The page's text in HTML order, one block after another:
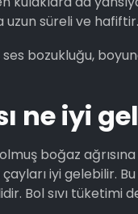
uzun süreli ve hafiftir.
bozukluğu,
ne iyi
boğaz
iyi gelebilir.
Bol sıvı tüketimi